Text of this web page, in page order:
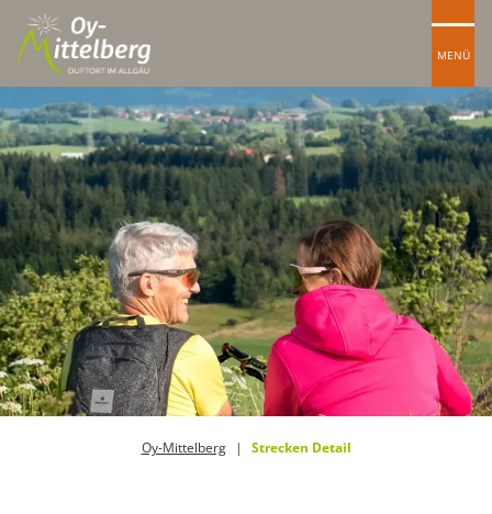
MENÜ
Oy-Mittelberg Strecken Detail